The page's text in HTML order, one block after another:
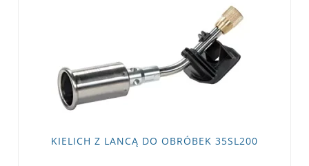
KIELICH Z LANCĄ DO OBRÓBEK 35SL200